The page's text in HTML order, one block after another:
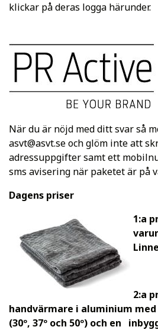
klickar på deras logga härunder.
När du är nöjd med ditt svar så
asvt@asvt.seoch glöm inte att
adressuppgifter samt ett
sms avisering när paketet är på
Dagens priser
1:a
2:a
handvärmare i aluminium
(30º, 37º och 50º) och en